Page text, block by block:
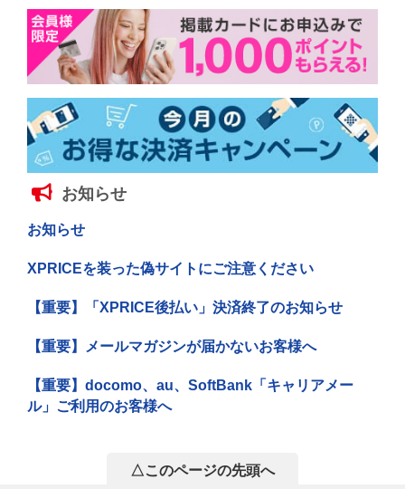
お知らせ
お知らせ
XPRICEを装った偽サイトにご注意ください
【重要】「XPRICE後払い」決済終了のお知らせ
【重要】メールマガジンが届かないお客様へ
【重要】docomo、au、SoftBank「キャリアメー
ル」ご利用のお客様へ
△このページの先頭へ